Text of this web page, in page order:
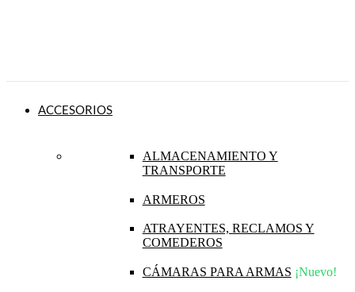
ACCESORIOS
ALMACENAMIENTO Y
TRANSPORTE
ARMEROS
ATRAYENTES, RECLAMOS Y
COMEDEROS
CÁMARAS PARA ARMAS ¡Nuevo!